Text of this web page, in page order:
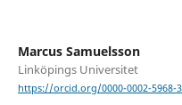
Marcus Samuelsson
Linköpings Universitet
https://orcid.org/0000-0002-5968-